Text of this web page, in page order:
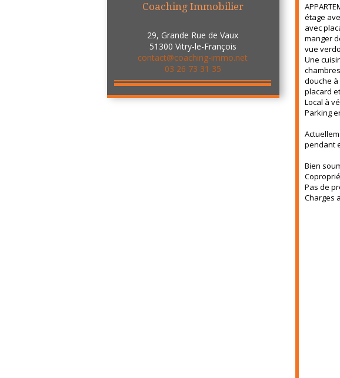
Coaching Immobilier
29, Grande Rue de Vaux
51300 Vitry-le-François
contact@coaching-immo.net
03 26 73 31 35
étage
avec
manger
vue
Une
douche
placard
Local à
Parking
pendant
Bien
Pas de
Charges